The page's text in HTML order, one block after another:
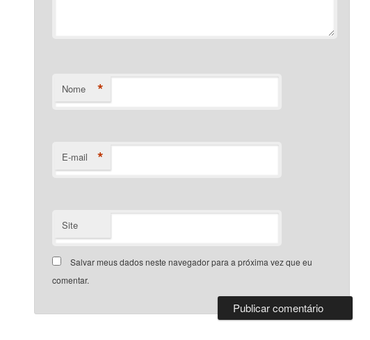
Nome *
E-mail *
Site
Salvar meus dados neste navegador para a próxima vez que eu
comentar.